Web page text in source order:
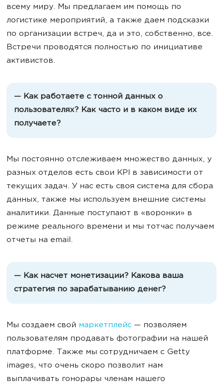
всему миру. Мы предлагаем им помощь по
логистике мероприятий, а также даем подсказки
по организации встреч, да и это, собственно, все.
Встречи проводятся полностью по инициативе
активистов.
— Как работаете с тонной данных о
пользователях? Как часто и в каком виде их
получаете?
Мы постоянно отслеживаем множество данных, у
разных отделов есть свои KPI в зависимости от
текущих задач. У нас есть своя система для сбора
данных, также мы используем внешние системы
аналитики. Данные поступают в «воронки» в
режиме реального времени и мы тотчас получаем
отчеты на email.
— Как насчет монетизации? Какова ваша
стратегия по зарабатыванию денег?
Мы создаем свой маркетплейс — позволяем
пользователям продавать фотографии на нашей
платформе. Также мы сотрудничаем с Getty
images, что очень скоро позволит нам
выплачивать гонорары членам нашего